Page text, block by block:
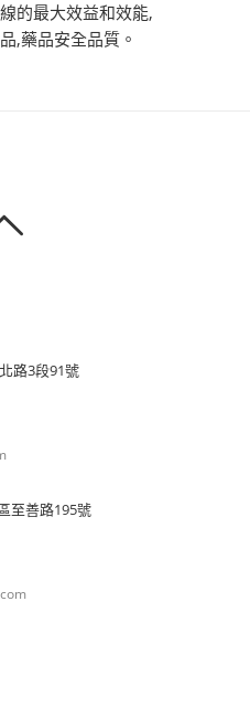
的最大效益和效能,
,藥品安全品質。
路3段91號
至善路195號